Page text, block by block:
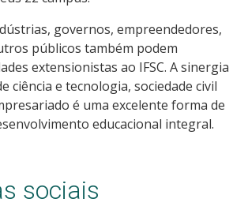
governos, empreendedores,
públicos também podem
extensionistas ao IFSC. A sinergia
ciência e tecnologia, sociedade civil
é uma excelente forma de
educacional integral.
sociais